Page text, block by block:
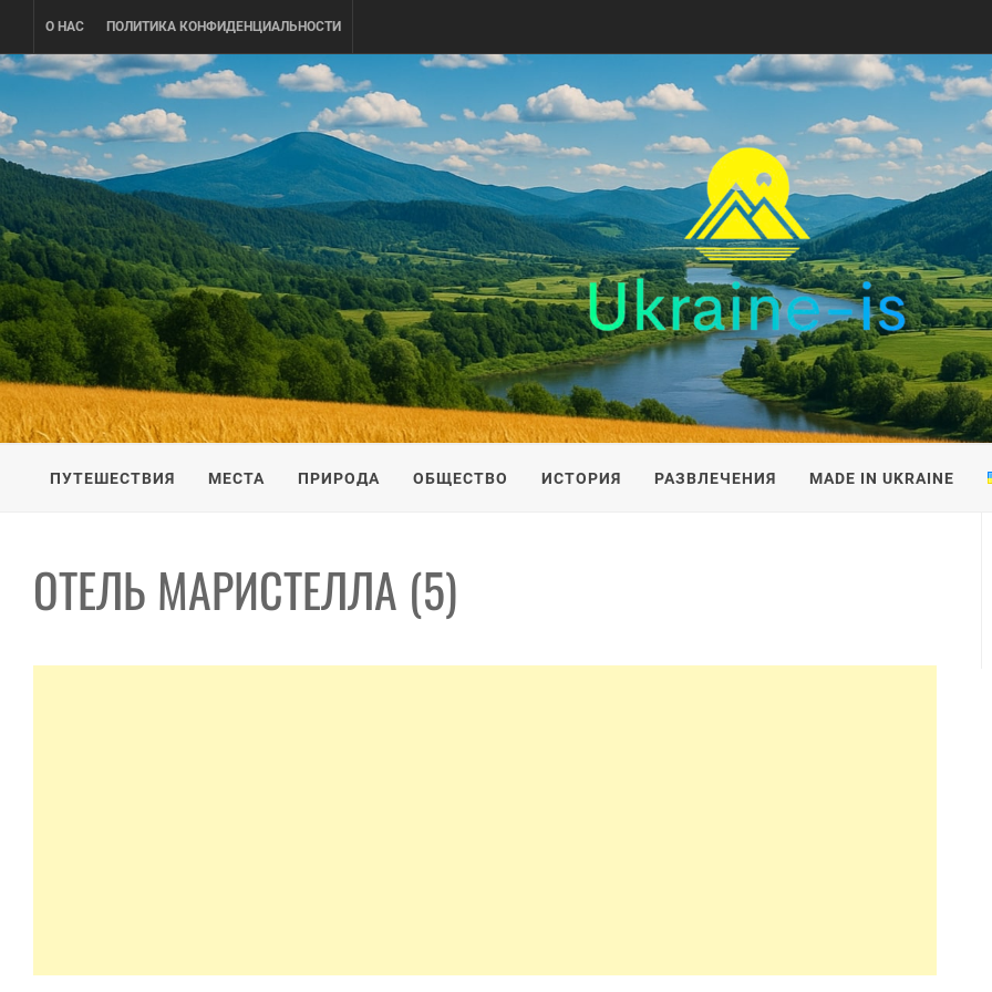
content
О НАС ПОЛИТИКА КОНФИДЕНЦИАЛЬНОСТИ
UKRAINE-IS
ПУТЕШЕСТВИЕ ПО УКРАИНЕ
ПУТЕШЕСТВИЯ МЕСТА ПРИРОДА ОБЩЕСТВО ИСТОРИЯ РАЗВЛЕЧЕНИЯ MADE IN UKRAINE
ОТЕЛЬ МАРИСТЕЛЛА (5)